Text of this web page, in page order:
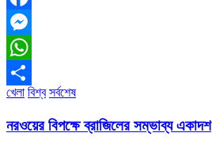
Facebook
Messenger
WhatsApp
Share
খেলা বিশ্ব সর্বশেষ
নরওয়ের বিপক্ষে ব্রাজিলের সম্ভাব্য একাদশ